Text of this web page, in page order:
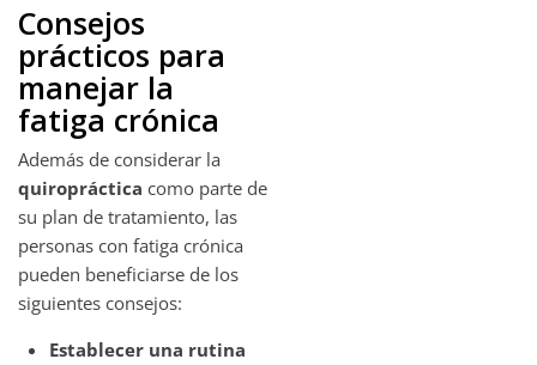
Consejos
prácticos para
manejar la
fatiga crónica
Además de considerar la
quiropráctica como parte de
su plan de tratamiento, las
personas con fatiga crónica
pueden beneficiarse de los
siguientes consejos:
Establecer una rutina